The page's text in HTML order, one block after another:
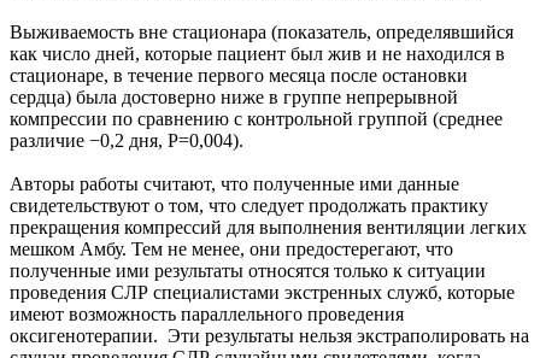
Выживаемость вне стационара (показатель, определявшийся
как число дней, которые пациент был жив и не находился в
стационаре, в течение первого месяца после остановки
сердца) была достоверно ниже в группе непрерывной
компрессии по сравнению с контрольной группой (среднее
различие −0,2 дня, P=0,004).
Авторы работы считают, что полученные ими данные
свидетельствуют о том, что следует продолжать практику
прекращения компрессий для выполнения вентиляции легких
мешком Амбу. Тем не менее, они предостерегают, что
полученные ими результаты относятся только к ситуации
проведения СЛР специалистами экстренных служб, которые
имеют возможность параллельного проведения
оксигенотерапии. Эти результаты нельзя экстраполировать на